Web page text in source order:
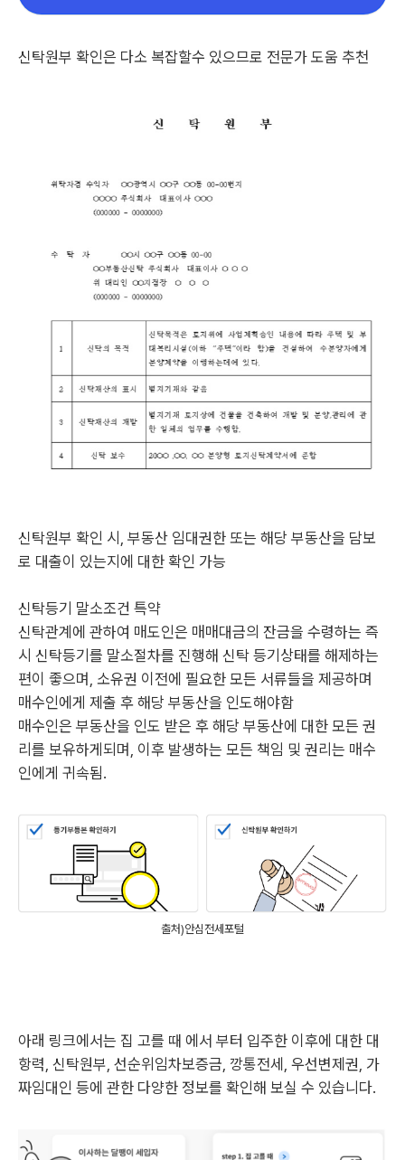
신탁원부 확인은 다소 복잡할수 있으므로 전문가 도움 추천
신탁원부 확인 시, 부동산 임대권한 또는 해당 부동산을 담보
로 대출이 있는지에 대한 확인 가능
신탁등기 말소조건 특약
신탁관계에 관하여 매도인은 매매대금의 잔금을 수령하는 즉
시 신탁등기를 말소절차를 진행해 신탁 등기상태를 해제하는
편이 좋으며, 소유권 이전에 필요한 모든 서류들을 제공하며
매수인에게 제출 후 해당 부동산을 인도해야함
매수인은 부동산을 인도 받은 후 해당 부동산에 대한 모든 권
리를 보유하게되며, 이후 발생하는 모든 책임 및 권리는 매수
인에게 귀속됨.
출처)안심전세포털
아래 링크에서는 집 고를 때 에서 부터 입주한 이후에 대한 대
항력, 신탁원부, 선순위임차보증금, 깡통전세, 우선변제권, 가
짜임대인 등에 관한 다양한 정보를 확인해 보실 수 있습니다.